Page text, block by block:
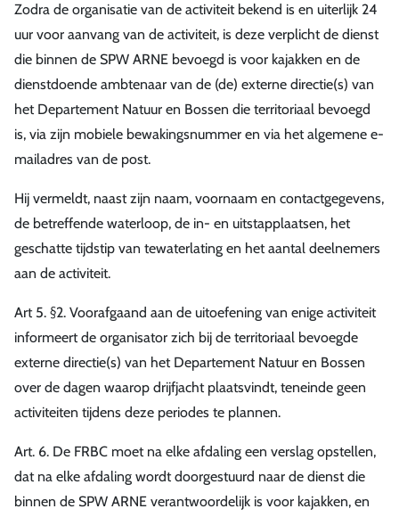
Zodra de organisatie van de activiteit bekend is en uiterlijk 24
uur voor aanvang van de activiteit, is deze verplicht de dienst
die binnen de SPW ARNE bevoegd is voor kajakken en de
dienstdoende ambtenaar van de (de) externe directie(s) van
het Departement Natuur en Bossen die territoriaal bevoegd
is, via zijn mobiele bewakingsnummer en via het algemene e-
mailadres van de post.
Hij vermeldt, naast zijn naam, voornaam en contactgegevens,
de betreffende waterloop, de in- en uitstapplaatsen, het
geschatte tijdstip van tewaterlating en het aantal deelnemers
aan de activiteit.
Art 5. §2. Voorafgaand aan de uitoefening van enige activiteit
informeert de organisator zich bij de territoriaal bevoegde
externe directie(s) van het Departement Natuur en Bossen
over de dagen waarop drijfjacht plaatsvindt, teneinde geen
activiteiten tijdens deze periodes te plannen.
Art. 6. De FRBC moet na elke afdaling een verslag opstellen,
dat na elke afdaling wordt doorgestuurd naar de dienst die
binnen de SPW ARNE verantwoordelijk is voor kajakken, en